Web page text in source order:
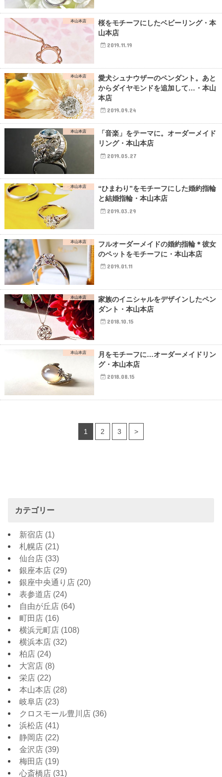
本山本店
桜をモチーフにしたベビーリング・本
山本店
2019.11.19
本山本店
愛犬シュナウザーのペンダント。あと
からダイヤモンドを追加して…・本山
本店
2019.09.24
本山本店
「音楽」をテーマに。オーダーメイド
リング・本山本店
2019.05.27
本山本店
“ひまわり”をモチーフにした婚約指輪
と結婚指輪・本山本店
2019.03.29
本山本店
フルオーダーメイドの婚約指輪＊彼女
のペットをモチーフに・本山本店
2019.01.11
本山本店
家族のイニシャルをデザインしたペン
ダント・本山本店
2018.10.15
本山本店
月をモチーフに…オーダーメイドリン
グ・本山本店
2018.08.15
1 2 3 >
カテゴリー
新宿店 (1)
札幌店 (21)
仙台店 (33)
銀座本店 (29)
銀座中央通り店 (20)
表参道店 (24)
自由が丘店 (64)
町田店 (16)
横浜元町店 (108)
横浜本店 (32)
柏店 (24)
大宮店 (8)
栄店 (22)
本山本店 (28)
岐阜店 (23)
クロスモール豊川店 (36)
浜松店 (41)
静岡店 (22)
金沢店 (39)
梅田店 (19)
心斎橋店 (31)